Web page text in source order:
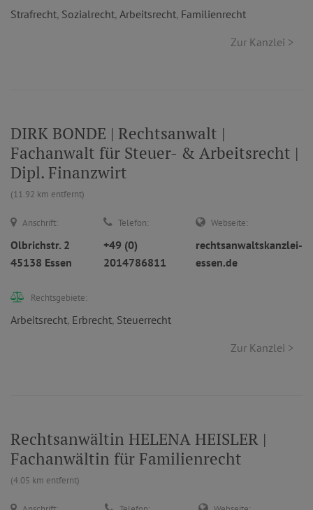
Strafrecht, Sozialrecht, Arbeitsrecht, Familienrecht
Zur Kanzlei >
DIRK BONDE | Rechtsanwalt |
Fachanwalt für Steuer- & Arbeitsrecht |
Dipl. Finanzwirt
(11.92 km entfernt)
Anschrift:
Olbrichstr. 2
45138 Essen
Telefon:
+49 (0)
2014786811
Webseite:
rechtsanwaltskanzlei-
essen.de
Rechtsgebiete:
Arbeitsrecht, Erbrecht, Steuerrecht
Zur Kanzlei >
Rechtsanwältin HELENA HEISLER |
Fachanwältin für Familienrecht
(4.05 km entfernt)